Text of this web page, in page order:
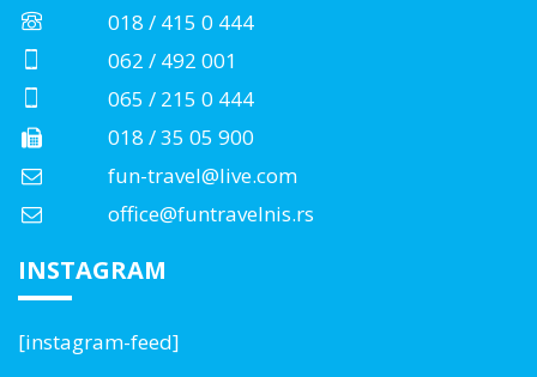
018 / 415 0 444
062 / 492 001
065 / 215 0 444
018 / 35 05 900
fun-travel@live.com
office@funtravelnis.rs
INSTAGRAM
[instagram-feed]